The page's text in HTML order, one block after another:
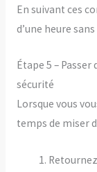
En suivant ces
d’une heure
Étape 5 –
sécurité
Lorsque vous
temps de miser